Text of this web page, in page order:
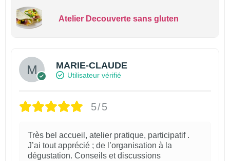
Atelier Decouverte sans gluten
MARIE-CLAUDE
Utilisateur vérifié
5/5
Très bel accueil, atelier pratique, participatif .
J’ai tout apprécié ; de l’organisation à la
dégustation. Conseils et discussions